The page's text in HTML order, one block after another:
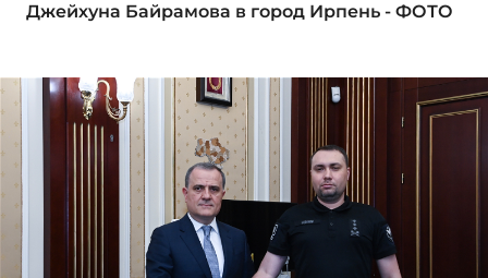
Джейхуна Байрамова в город Ирпень - ФОТО